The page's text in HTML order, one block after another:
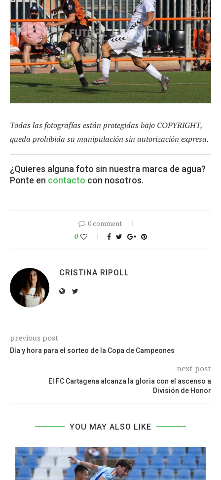
Todas las fotografías están protegidas bajo COPYRIGHT,
queda prohibida su manipulación sin autorización expresa.
¿Quieres alguna foto sin nuestra marca de agua?
Ponte en contacto con nosotros.
0 comment
0
CRISTINA RIPOLL
previous post
Día y hora para el sorteo de la Copa de Campeones
next post
El FC Cartagena alcanza la gloria con el ascenso a
División de Honor
YOU MAY ALSO LIKE